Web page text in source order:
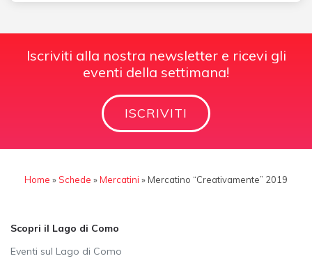
Iscriviti alla nostra newsletter e ricevi gli
eventi della settimana!
ISCRIVITI
Home »Schede »Mercatini » Mercatino “Creativamente” 2019
Scopri il Lago di Como
Eventi sul Lago di Como